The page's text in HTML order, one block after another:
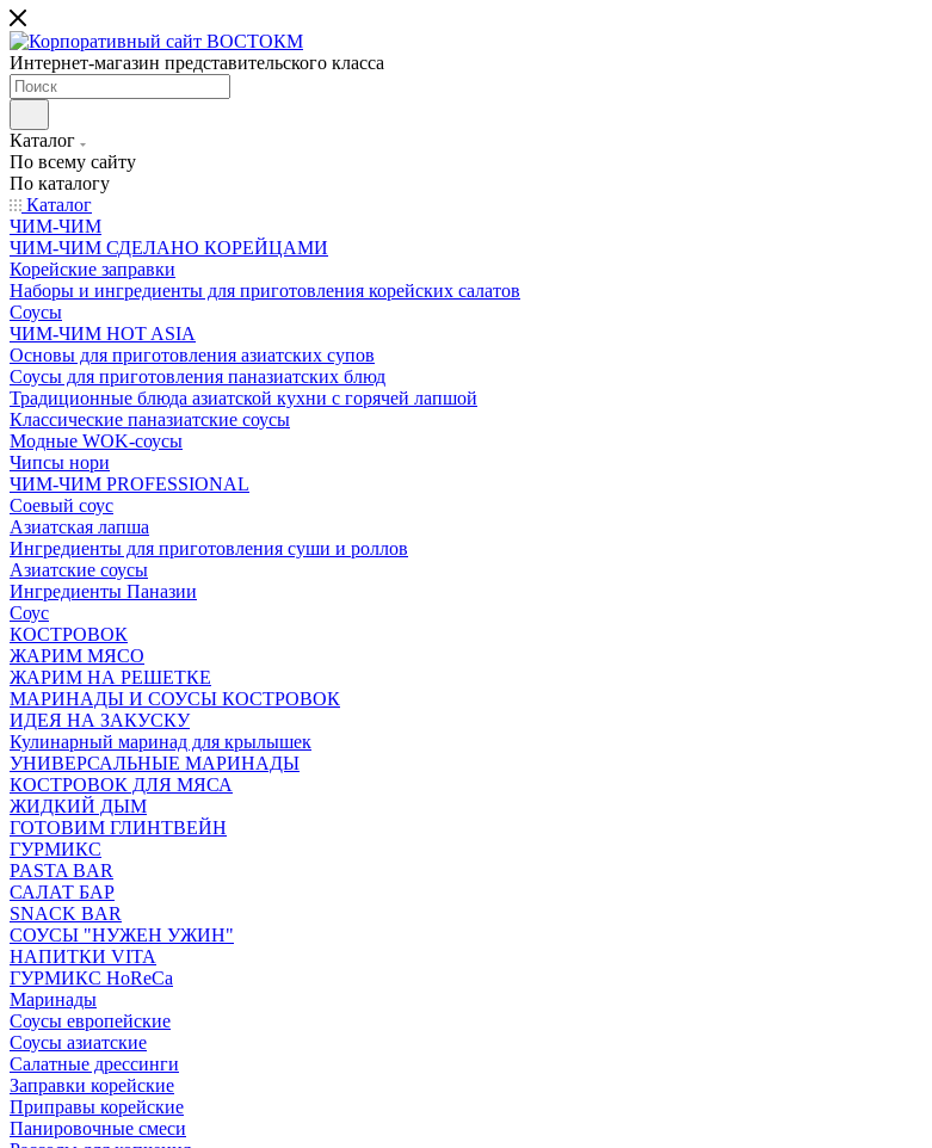
Интернет-магазин представительского класса
Каталог
По всему сайту
По каталогу
Каталог
ЧИМ-ЧИМ
ЧИМ-ЧИМ СДЕЛАНО КОРЕЙЦАМИ
Корейские заправки
Наборы и ингредиенты для приготовления корейских салатов
Соусы
ЧИМ-ЧИМ HOT ASIA
Основы для приготовления азиатских супов
Соусы для приготовления паназиатских блюд
Традиционные блюда азиатской кухни с горячей лапшой
Классические паназиатские соусы
Модные WOK-соусы
Чипсы нори
ЧИМ-ЧИМ PROFESSIONAL
Соевый соус
Азиатская лапша
Ингредиенты для приготовления суши и роллов
Азиатские соусы
Ингредиенты Паназии
Соус
КОСТРОВОК
ЖАРИМ МЯСО
ЖАРИМ НА РЕШЕТКЕ
МАРИНАДЫ И СОУСЫ КОСТРОВОК
ИДЕЯ НА ЗАКУСКУ
Кулинарный маринад для крылышек
УНИВЕРСАЛЬНЫЕ МАРИНАДЫ
КОСТРОВОК ДЛЯ МЯСА
ЖИДКИЙ ДЫМ
ГОТОВИМ ГЛИНТВЕЙН
ГУРМИКС
PASTA BAR
САЛАТ БАР
SNACK BAR
СОУСЫ "НУЖЕН УЖИН"
НАПИТКИ VITA
ГУРМИКС HoReCa
Маринады
Соусы европейские
Соуcы азиатские
Салатные дрессинги
Заправки корейские
Приправы корейские
Панировочные смеси